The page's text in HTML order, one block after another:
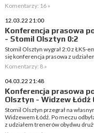
Komentarzy: 16 »
12.03.22 21:00
Konferencja prasowa
- Stomil Olsztyn 0:2
Stomil Olsztyn wygrał 2:0 z ŁKS-
się konferencja prasowa z
Komentarzy: 8 »
04.03.22 21:48
Konferencja prasowa
Olsztyn - Widzew Łódź
Stomil Olsztyn przegrał na
Widzewem Łódź. Po meczu
z udziałem trenerów obydwu